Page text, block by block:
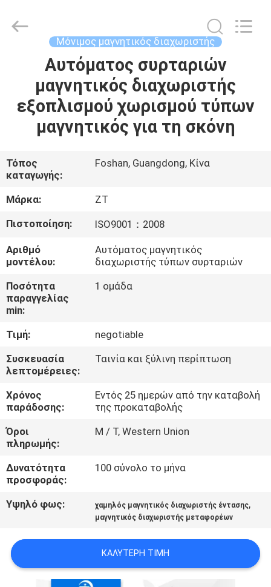
ΠΡΟΪΌΝΤΑ
ΠΕΡΊΠΟΥ
ΕΜΕΊΣ
ΓΎΡΟΣ
ΕΡΓΟΣΤΑΣΊΩΝ
ΠΟΙΟΤΙΚΌΣ
ΈΛΕΓΧΟΣ
ΜΑΣ
ΕΛΆΤΕ
ΣΕ
ΕΠΑΦΉ
ΜΕ
ΕΙΔΉΣΕΙΣ
&
ΓΝΏΣΗ
ΠΕΡΙΠΤΏΣΕΙΣ
SITEMAP
Μόνιμος μαγνητικός διαχωριστής
Αυτόματος συρταριών
μαγνητικός διαχωριστής
εξοπλισμού χωρισμού τύπων
μαγνητικός για τη σκόνη
Τόπος
καταγωγής:
Foshan, Guangdong, Κίνα
Μάρκα:
ZT
Πιστοποίηση:
ISO9001：2008
Αριθμό
μοντέλου:
Αυτόματος μαγνητικός
διαχωριστής τύπων συρταριών
Ποσότητα
παραγγελίας
min:
1 ομάδα
Τιμή:
negotiable
Συσκευασία
λεπτομέρειες:
Ταινία και ξύλινη περίπτωση
Χρόνος
παράδοσης:
Εντός 25 ημερών από την καταβολή
της προκαταβολής
Όροι
πληρωμής:
Μ / Τ, Western Union
Δυνατότητα
προσφοράς:
100 σύνολο το μήνα
Υψηλό φως: χαμηλός μαγνητικός διαχωριστής έντασης,
μαγνητικός διαχωριστής μεταφορέων
ΚΑΛΎΤΕΡΗ ΤΙΜΉ